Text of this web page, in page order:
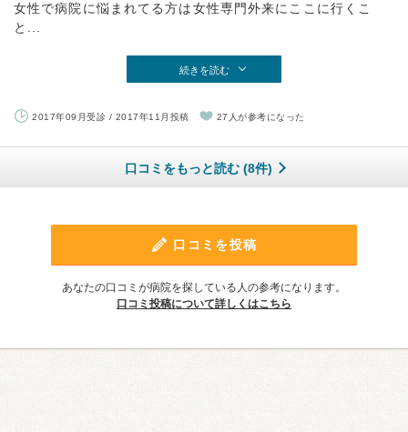
女性で病院に悩まれてる方は女性専門外来にここに行くこ
と...
続きを読む
2017年09月受診 / 2017年11月投稿 27人が参考になった
口コミをもっと読む (8件)
口コミを投稿
あなたの口コミが病院を探している人の参考になります。
口コミ投稿について詳しくはこちら